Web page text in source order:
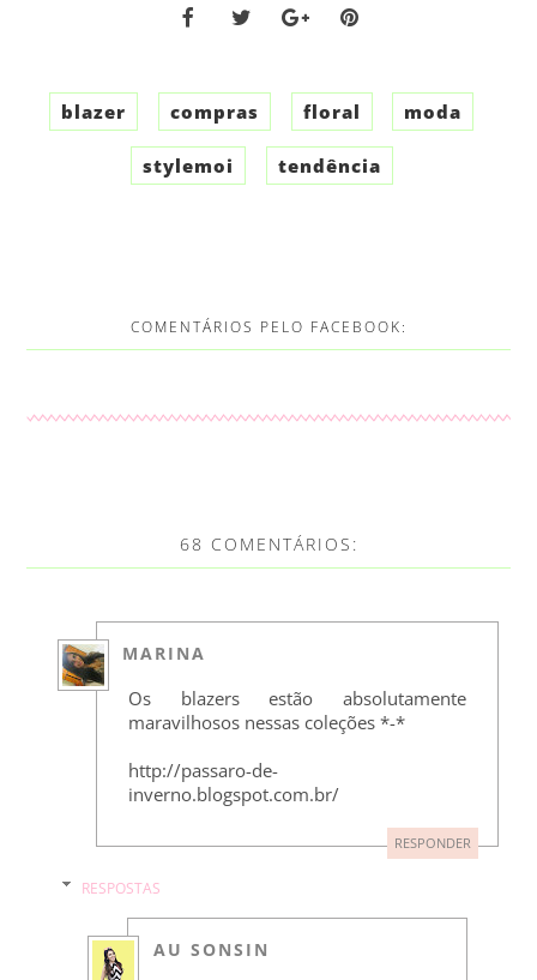
blazer compras floral moda
stylemoi tendência
COMENTÁRIOS PELO FACEBOOK:
68 COMENTÁRIOS:
MARINA
Os blazers estão absolutamente
maravilhosos nessas coleções *-*
http://passaro-de-
inverno.blogspot.com.br/
RESPONDER
RESPOSTAS
AU SONSIN